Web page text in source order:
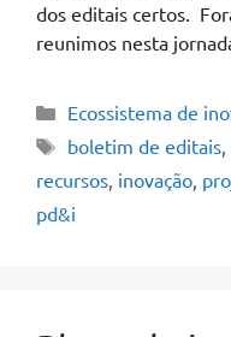
dos editais certos.
reunimos nesta
Ecossistema de
boletim de editais,
recursos, inovação,
pd&i